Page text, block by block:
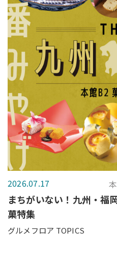
2026.07.17
まちがいない！九州・福
菓特集
グルメフロア TOPICS